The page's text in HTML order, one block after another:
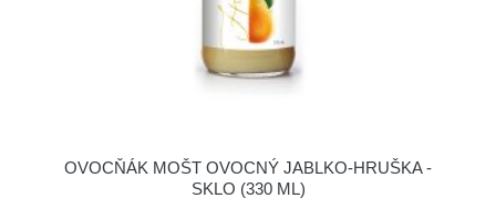
OVOCŇÁK MOŠT OVOCNÝ JABLKO-HRUŠKA -
SKLO (330 ML)